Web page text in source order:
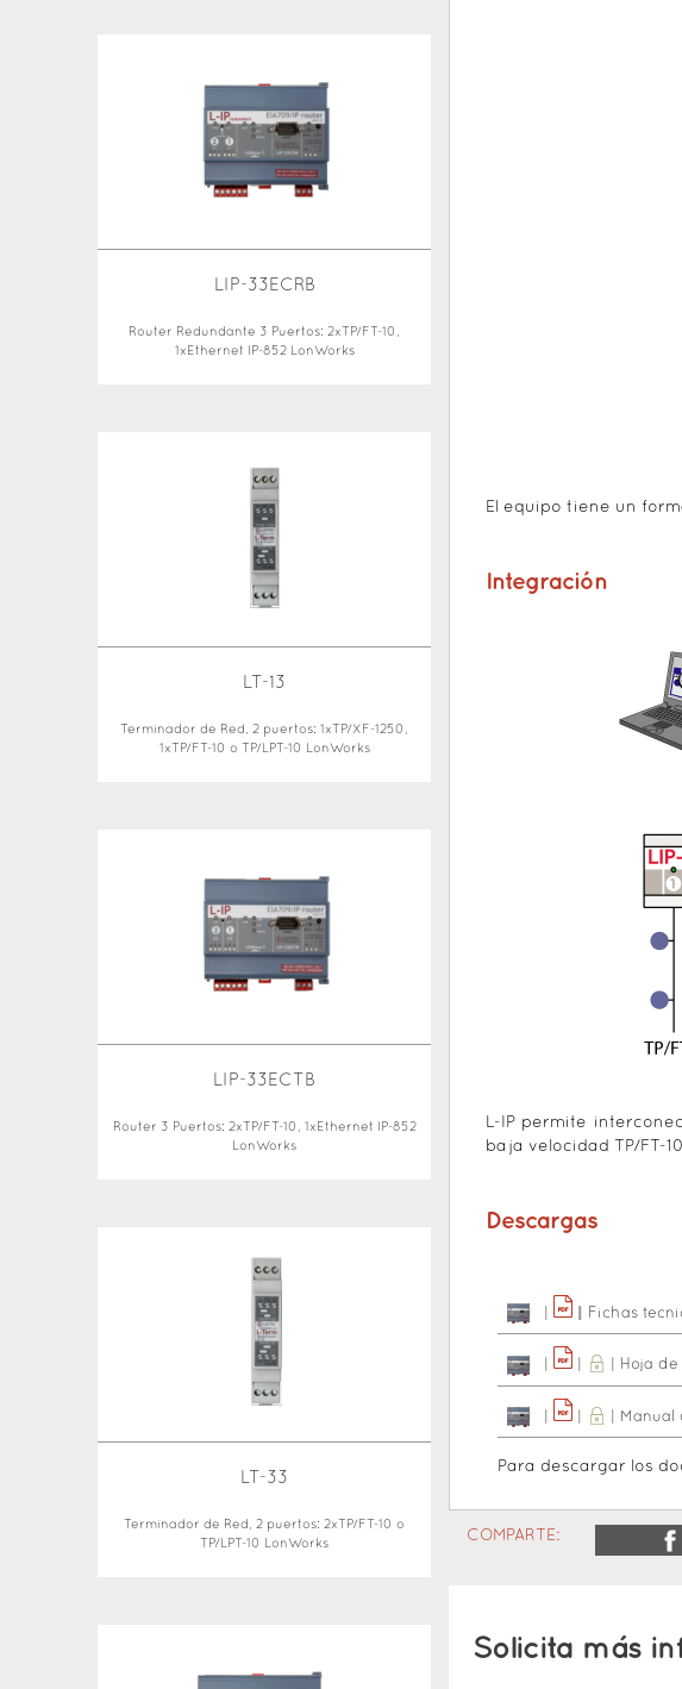
El equipo tiene un
Integración
L-IP permite
baja velocidad TP/FT-
Descargas
Fichas
Hoja
Manual
Para descargar los
COMPARTE:
Solicita más
LIP-33ECRB
Router Redundante 3 Puertos: 2xTP/FT-10,
1xEthernet IP-852 LonWorks
LT-13
Terminador de Red, 2 puertos: 1xTP/XF-1250,
1xTP/FT-10 o TP/LPT-10 LonWorks
LIP-33ECTB
Router 3 Puertos: 2xTP/FT-10, 1xEthernet IP-852
LonWorks
LT-33
Terminador de Red, 2 puertos: 2xTP/FT-10 o
TP/LPT-10 LonWorks